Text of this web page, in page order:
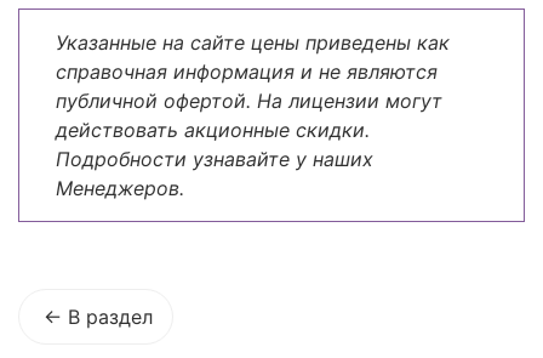
Указанные на сайте цены приведены как
справочная информация и не являются
публичной офертой. На лицензии могут
действовать акционные скидки.
Подробности узнавайте у наших
Менеджеров.
В раздел